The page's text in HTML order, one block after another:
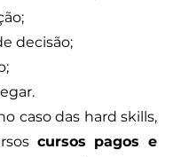
decisão;
caso das hard skills,
cursos pagos e